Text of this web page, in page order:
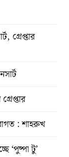
গ্রেপ্তার
: শাহরুখ
‘পুষ্পা টু’